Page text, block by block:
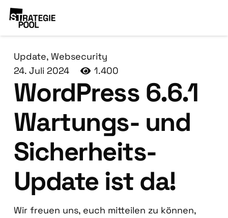
Update, Websecurity
24. Juli 2024
1.400
Word­Press 6.6.1
War­tungs- und
Sicher­heits-
Update ist da!
Wir freu­en uns, euch mit­tei­len zu kön­nen,